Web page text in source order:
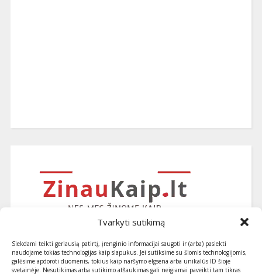
Tvarkyti sutikimą
Siekdami teikti geriausią patirtį, įrenginio informacijai saugoti ir (arba) pasiekti
naudojame tokias technologijas kaip slapukus. Jei sutiksime su šiomis technologijomis,
galėsime apdoroti duomenis, tokius kaip naršymo elgsena arba unikalūs ID šioje
svetainėje. Nesutikimas arba sutikimo atšaukimas gali neigiamai paveikti tam tikras